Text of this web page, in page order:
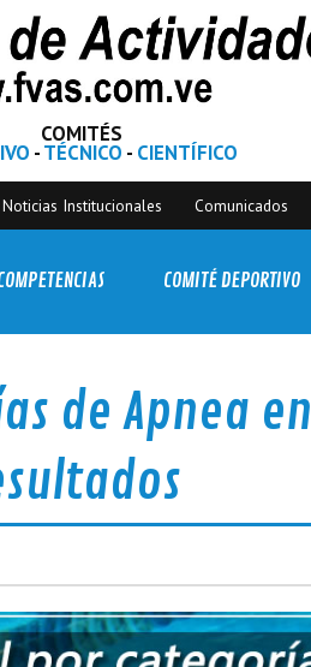
COMITÉS
-TÉCNICO - CIENTÍFICO
Noticias Institucionales Comunicados
COMITÉ DEPORTIVO
de Apnea en